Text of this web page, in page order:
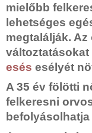
mielőbb
lehetséges
megtalálják.
változtatásokat
esés esélyét
A 35 év fölötti
felkeresni
befolyásolhatja